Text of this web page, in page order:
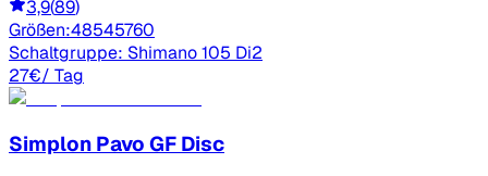
3,9(89)
Größen:48545760
Schaltgruppe: Shimano 105 Di2
27€/ Tag
Simplon Pavo GF Disc